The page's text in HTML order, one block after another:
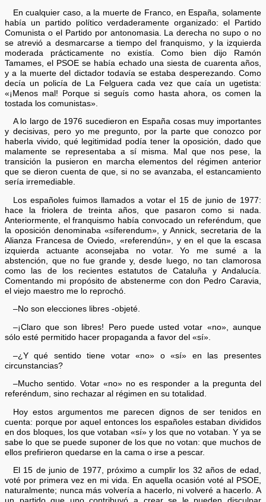
En cualquier caso, a la muerte de Franco, en España, solamente
había un partido político verdaderamente organizado: el Partido
Comunista o el Partido por antonomasia. La derecha no supo o no
se atrevió a desmarcarse a tiempo del franquismo, y la izquierda
moderada prácticamente no existía. Como bien dijo Ramón
Tamames, el PSOE se había echado una siesta de cuarenta años,
y a la muerte del dictador todavía se estaba desperezando. Como
decía un policía de La Felguera cada vez que caía un ugetista:
«¡Menos mal! Porque si seguís como hasta ahora, os comen la
tostada los comunistas».
A lo largo de 1976 sucedieron en España cosas muy importantes
y decisivas, pero yo me pregunto, por la parte que conozco por
haberla vivido, qué legitimidad podía tener la oposición, dado que
malamente se representaba a sí misma. Mal que nos pese, la
transición la pusieron en marcha elementos del régimen anterior
que se dieron cuenta de que, si no se avanzaba, el estancamiento
sería irremediable.
Los españoles fuimos llamados a votar el 15 de junio de 1977:
hace la friolera de treinta años, que pasaron como si nada.
Anteriormente, el franquismo había convocado un referéndum, que
la oposición denominaba «síferendum», y Annick, secretaria de la
Alianza Francesa de Oviedo, «referendún», y en el que la escasa
izquierda actuante aconsejaba no votar. Yo me sumé a la
abstención, que no fue grande y, desde luego, no tan clamorosa
como las de los recientes estatutos de Cataluña y Andalucía.
Comentando mi propósito de abstenerme con don Pedro Caravia,
el viejo maestro me lo reprochó.
–No son elecciones libres -objeté.
–¡Claro que son libres! Pero puede usted votar «no», aunque
sólo esté permitido hacer propaganda a favor del «sí».
–¿Y qué sentido tiene votar «no» o «sí» en las presentes
circunstancias?
–Mucho sentido. Votar «no» no es responder a la pregunta del
referéndum, sino rechazar al régimen en su totalidad.
Hoy estos argumentos me parecen dignos de ser tenidos en
cuenta: porque por aquel entonces los españoles estaban divididos
en dos bloques, los que votaban «sí» y los que no votaban. Y ya se
sabe lo que se puede suponer de los que no votan: que muchos de
ellos prefirieron quedarse en la cama o irse a pescar.
El 15 de junio de 1977, próximo a cumplir los 32 años de edad,
voté por primera vez en mi vida. En aquella ocasión voté al PSOE,
naturalmente; nunca más volvería a hacerlo, ni volveré a hacerlo. A